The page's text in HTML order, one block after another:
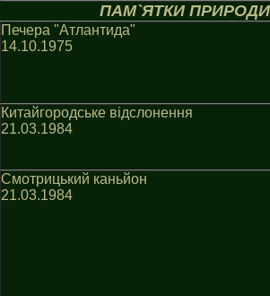
ПАМ`ЯТКИ
Печера "Атлантида"
14.10.1975
Китайгородське відслонення
21.03.1984
Смотрицький каньйон
21.03.1984